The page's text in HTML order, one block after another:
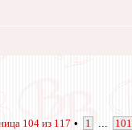
104 из 117 • 1 101